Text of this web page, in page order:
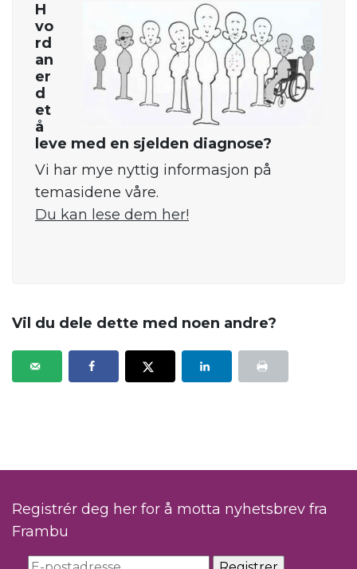
H
vo
rd
an
er
d
et
å
leve med en sjelden diagnose?
Vi har mye nyttig informasjon på
temasidene våre.
Du kan lese dem her!
Vil du dele dette med noen andre?
Registrér deg her for å motta nyhetsbrev fra
Frambu